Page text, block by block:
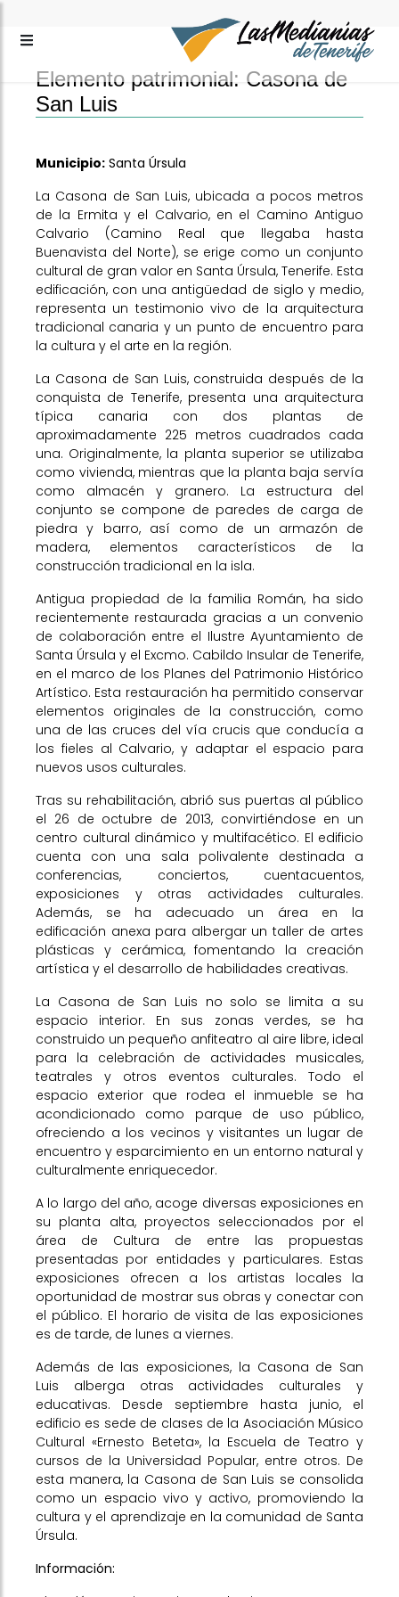
Elemento patrimonial: Casona de
San Luis
Municipio: Santa Úrsula
La Casona de San Luis, ubicada a pocos metros
de la Ermita y el Calvario, en el Camino Antiguo
Calvario (Camino Real que llegaba hasta
Buenavista del Norte), se erige como un conjunto
cultural de gran valor en Santa Úrsula, Tenerife. Esta
edificación, con una antigüedad de siglo y medio,
representa un testimonio vivo de la arquitectura
tradicional canaria y un punto de encuentro para
la cultura y el arte en la región.
La Casona de San Luis, construida después de la
conquista de Tenerife, presenta una arquitectura
típica canaria con dos plantas de
aproximadamente 225 metros cuadrados cada
una. Originalmente, la planta superior se utilizaba
como vivienda, mientras que la planta baja servía
como almacén y granero. La estructura del
conjunto se compone de paredes de carga de
piedra y barro, así como de un armazón de
madera, elementos característicos de la
construcción tradicional en la isla.
Antigua propiedad de la familia Román, ha sido
recientemente restaurada gracias a un convenio
de colaboración entre el Ilustre Ayuntamiento de
Santa Úrsula y el Excmo. Cabildo Insular de Tenerife,
en el marco de los Planes del Patrimonio Histórico
Artístico. Esta restauración ha permitido conservar
elementos originales de la construcción, como
una de las cruces del vía crucis que conducía a
los fieles al Calvario, y adaptar el espacio para
nuevos usos culturales.
Tras su rehabilitación, abrió sus puertas al público
el 26 de octubre de 2013, convirtiéndose en un
centro cultural dinámico y multifacético. El edificio
cuenta con una sala polivalente destinada a
conferencias, conciertos, cuentacuentos,
exposiciones y otras actividades culturales.
Además, se ha adecuado un área en la
edificación anexa para albergar un taller de artes
plásticas y cerámica, fomentando la creación
artística y el desarrollo de habilidades creativas.
La Casona de San Luis no solo se limita a su
espacio interior. En sus zonas verdes, se ha
construido un pequeño anfiteatro al aire libre, ideal
para la celebración de actividades musicales,
teatrales y otros eventos culturales. Todo el
espacio exterior que rodea el inmueble se ha
acondicionado como parque de uso público,
ofreciendo a los vecinos y visitantes un lugar de
encuentro y esparcimiento en un entorno natural y
culturalmente enriquecedor.
A lo largo del año, acoge diversas exposiciones en
su planta alta, proyectos seleccionados por el
área de Cultura de entre las propuestas
presentadas por entidades y particulares. Estas
exposiciones ofrecen a los artistas locales la
oportunidad de mostrar sus obras y conectar con
el público. El horario de visita de las exposiciones
es de tarde, de lunes a viernes.
Además de las exposiciones, la Casona de San
Luis alberga otras actividades culturales y
educativas. Desde septiembre hasta junio, el
edificio es sede de clases de la Asociación Músico
Cultural «Ernesto Beteta», la Escuela de Teatro y
cursos de la Universidad Popular, entre otros. De
esta manera, la Casona de San Luis se consolida
como un espacio vivo y activo, promoviendo la
cultura y el aprendizaje en la comunidad de Santa
Úrsula.
Información: